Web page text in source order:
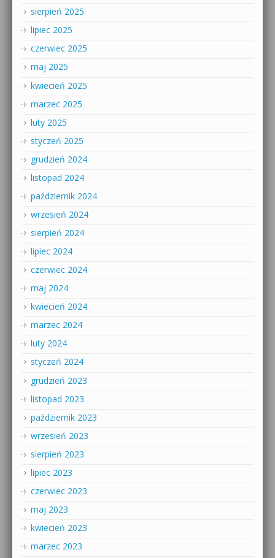
sierpień 2025
lipiec 2025
czerwiec 2025
maj 2025
kwiecień 2025
marzec 2025
luty 2025
styczeń 2025
grudzień 2024
listopad 2024
październik 2024
wrzesień 2024
sierpień 2024
lipiec 2024
czerwiec 2024
maj 2024
kwiecień 2024
marzec 2024
luty 2024
styczeń 2024
grudzień 2023
listopad 2023
październik 2023
wrzesień 2023
sierpień 2023
lipiec 2023
czerwiec 2023
maj 2023
kwiecień 2023
marzec 2023